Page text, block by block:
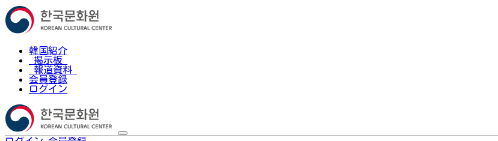
韓国紹介
掲示板
報道資料
会員登録
ログイン